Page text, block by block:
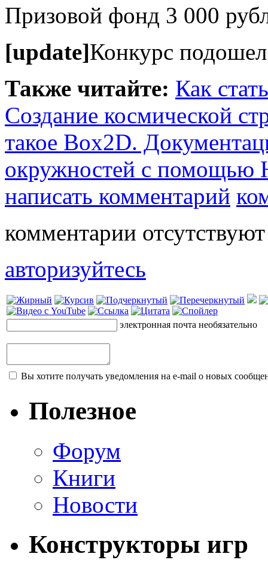
Призовой фонд 3 000
[update]Конкурс
Также читайте: Как
Создание космической
такое Box2D.
окружностей с помощью
написать комментарий
комментарии отсутствуют
авторизуйтесь
электронная почта необязательно
Вы хотите получать уведомления на e-mail о новых
Полезное
Форум
Книги
Новости
Конструкторы игр